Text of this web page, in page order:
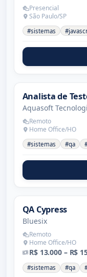
Presencial
São Paulo/SP
#sistemas
Analista de
Aquasoft
Remoto
Home Office/HO
#sistemas #qa
QA Cypress
Bluesix
Remoto
Home Office/HO
R$ 13.000 – R$
#sistemas #qa